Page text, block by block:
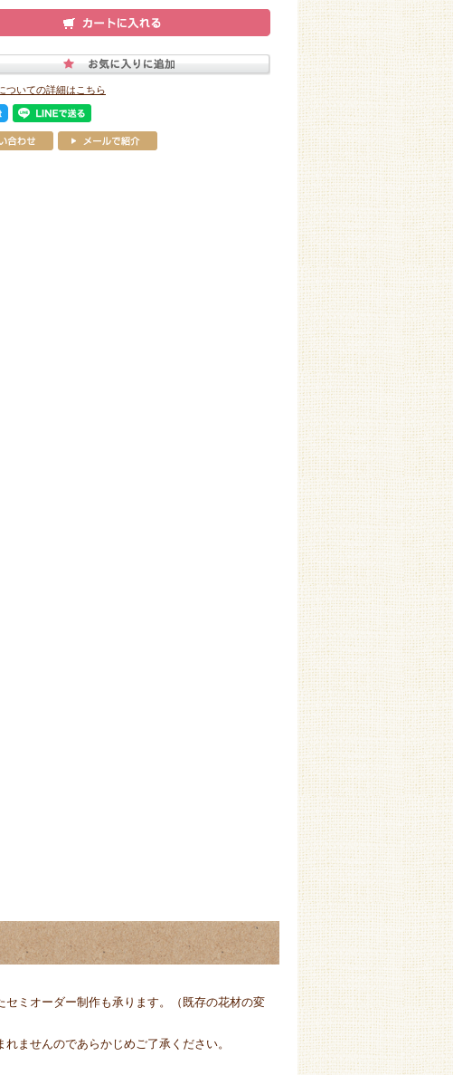
ついての詳細はこちら
ミオーダー制作も承ります。（既存の花材の変
ませんのであらかじめご了承ください。